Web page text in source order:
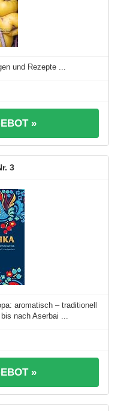
und Rezepte ...
»
3
aromatisch – traditionell
nach Aserbai ...
»